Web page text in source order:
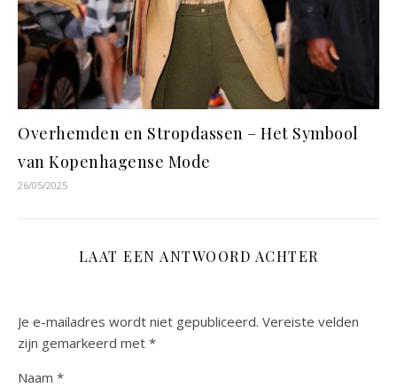
Overhemden en Stropdassen – Het Symbool
van Kopenhagense Mode
26/05/2025
LAAT EEN ANTWOORD ACHTER
Je e-mailadres wordt niet gepubliceerd. Vereiste velden
zijn gemarkeerd met *
Naam *